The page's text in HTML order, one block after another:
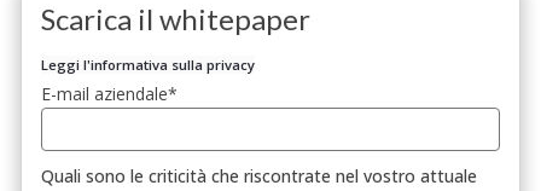
Scarica il whitepaper
Leggi l'informativa sulla privacy
E-mail aziendale*
Quali sono le criticità che riscontrate nel vostro attuale